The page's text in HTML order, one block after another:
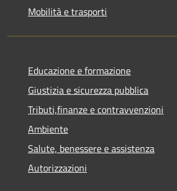
Mobilità e trasporti
Educazione e formazione
Giustizia e sicurezza pubblica
Tributi,finanze e contravvenzioni
Ambiente
Salute, benessere e assistenza
Autorizzazioni